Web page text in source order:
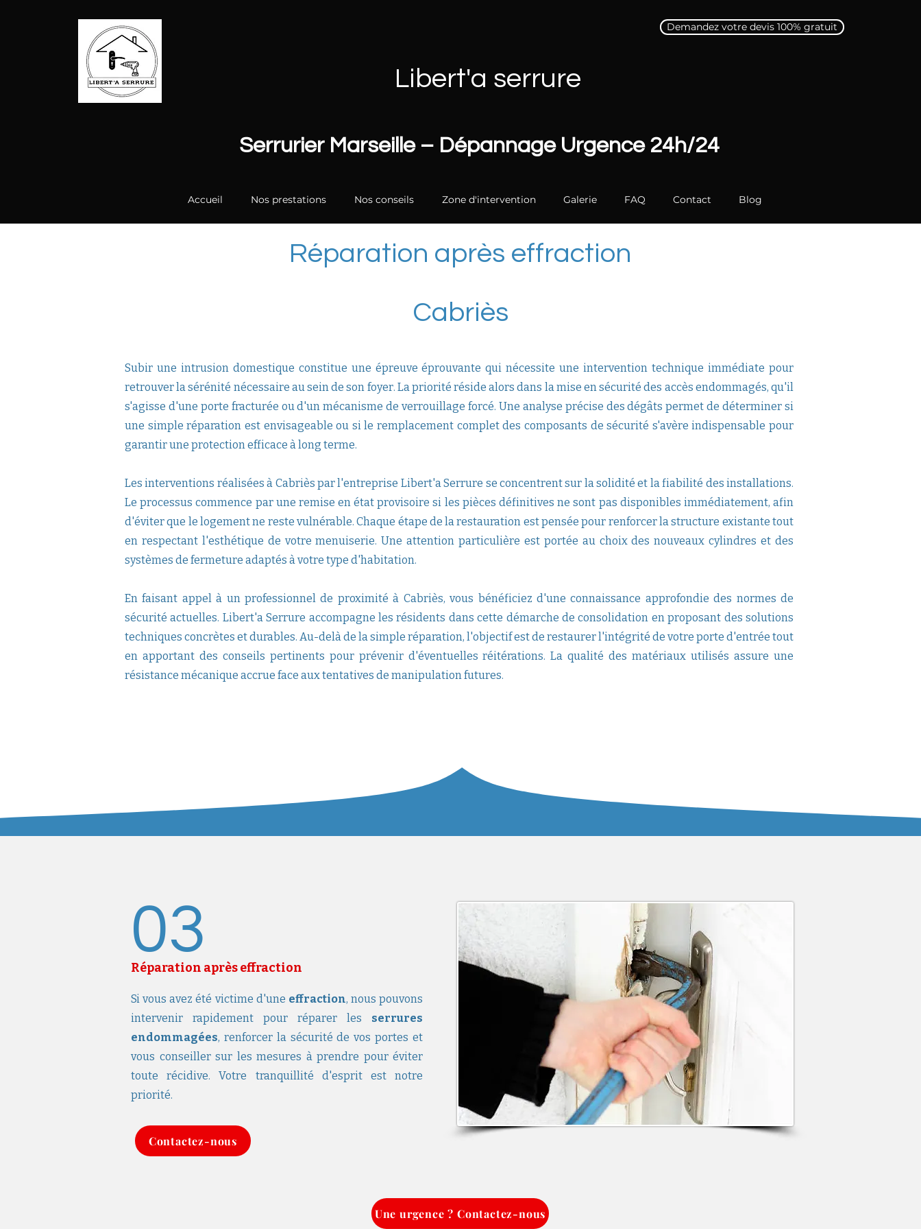
Demandez votre devis 100% gratuit
Libert'a serrure
Serrurier Marseille – Dépannage Urgence 24h/24
Accueil Nos prestations Nos conseils Zone d'intervention Galerie FAQ Contact Blog
Réparation après effraction
Cabriès
Subir une intrusion domestique constitue une épreuve éprouvante qui nécessite une intervention technique immédiate pour
retrouver la sérénité nécessaire au sein de son foyer. La priorité réside alors dans la mise en sécurité des accès endommagés, qu'il
s'agisse d'une porte fracturée ou d'un mécanisme de verrouillage forcé. Une analyse précise des dégâts permet de déterminer si
une simple réparation est envisageable ou si le remplacement complet des composants de sécurité s'avère indispensable pour
garantir une protection efficace à long terme.
Les interventions réalisées à Cabriès par l'entreprise Libert'a Serrure se concentrent sur la solidité et la fiabilité des installations.
Le processus commence par une remise en état provisoire si les pièces définitives ne sont pas disponibles immédiatement, afin
d'éviter que le logement ne reste vulnérable. Chaque étape de la restauration est pensée pour renforcer la structure existante tout
en respectant l'esthétique de votre menuiserie. Une attention particulière est portée au choix des nouveaux cylindres et des
systèmes de fermeture adaptés à votre type d'habitation.
En faisant appel à un professionnel de proximité à Cabriès, vous bénéficiez d'une connaissance approfondie des normes de
sécurité actuelles. Libert'a Serrure accompagne les résidents dans cette démarche de consolidation en proposant des solutions
techniques concrètes et durables. Au-delà de la simple réparation, l'objectif est de restaurer l'intégrité de votre porte d'entrée tout
en apportant des conseils pertinents pour prévenir d'éventuelles réitérations. La qualité des matériaux utilisés assure une
résistance mécanique accrue face aux tentatives de manipulation futures.
03
Réparation après effraction
Si vous avez été victime d'une effraction, nous pouvons
intervenir rapidement pour réparer les serrures
endommagées, renforcer la sécurité de vos portes et
vous conseiller sur les mesures à prendre pour éviter
toute récidive. Votre tranquillité d'esprit est notre
priorité.
Contactez-nous
Une urgence ? Contactez-nous